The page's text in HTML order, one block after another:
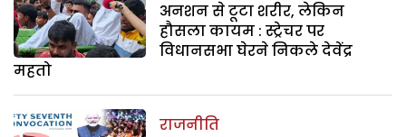
अनशन से टूटा शरीर, लेकिन
हौसला कायम : स्ट्रेचर पर
विधानसभा घेरने निकले देवेंद्र
महतो
राजनीति